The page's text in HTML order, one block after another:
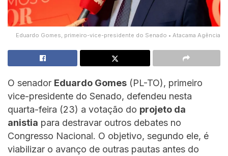
Eduardo Gomes, primeiro-vice-presidente do Senado • Atacama Agência
O senador Eduardo Gomes (PL-TO), primeiro
vice-presidente do Senado, defendeu nesta
quarta-feira (23) a votação do projeto da
anistia para destravar outros debates no
Congresso Nacional. O objetivo, segundo ele, é
viabilizar o avanço de outras pautas antes do